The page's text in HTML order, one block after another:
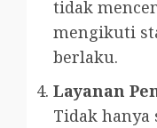
tidak
mengikuti
berlaku.
Layanan
Tidak hanya